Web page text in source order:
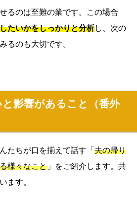
るのは至難の業です。この場合
たいかをしっかりと分析し、次の
るのも大切です。
影響があること（番外
たちが口を揃えて話す「 夫の帰り
様々なこと 」をご紹介します。共
ます。